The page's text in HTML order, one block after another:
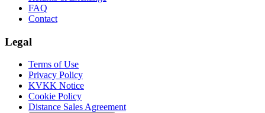
FAQ
Contact
Legal
Terms of Use
Privacy Policy
KVKK Notice
Cookie Policy
Distance Sales Agreement